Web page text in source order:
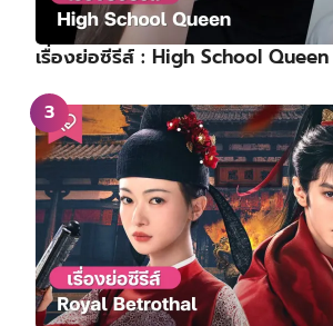
เรื่องย่อซีรีส์ : High School